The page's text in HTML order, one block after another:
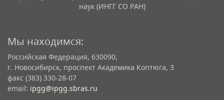
наук (ИНГГ СО РАН)
Мы находимся:
Российская Федерация, 630090,
г. Новосибирск, проспект Академика Коптюга, 3
факс (383) 330-28-07
email: ipgg@ipgg.sbras.ru